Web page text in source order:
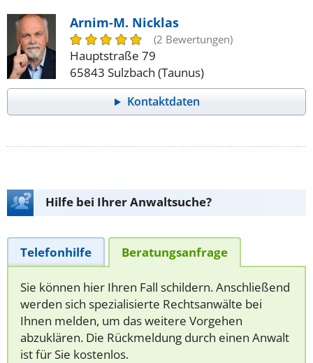
Arnim-M. Nicklas
(2 Bewertungen)
Hauptstraße 79
65843 Sulzbach (Taunus)
Kontaktdaten
Hilfe bei Ihrer Anwaltsuche?
Telefonhilfe Beratungsanfrage
Sie können hier Ihren Fall schildern. Anschließend
werden sich spezialisierte Rechtsanwälte bei
Ihnen melden, um das weitere Vorgehen
abzuklären. Die Rückmeldung durch einen Anwalt
ist für Sie kostenlos.